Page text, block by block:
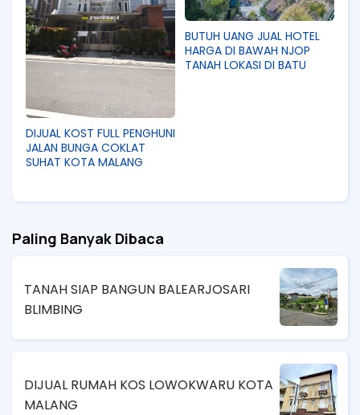
DIJUAL KOST FULL PENGHUNI
JALAN BUNGA COKLAT
SUHAT KOTA MALANG
BUTUH UANG JUAL HOTEL
HARGA DI BAWAH NJOP
TANAH LOKASI DI BATU
Paling Banyak Dibaca
TANAH SIAP BANGUN BALEARJOSARI
BLIMBING
DIJUAL RUMAH KOS LOWOKWARU KOTA
MALANG